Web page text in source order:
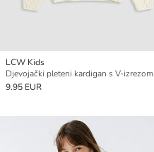
LCW Kids
Djevojački pleteni kardigan s V-izrezom
9.95 EUR